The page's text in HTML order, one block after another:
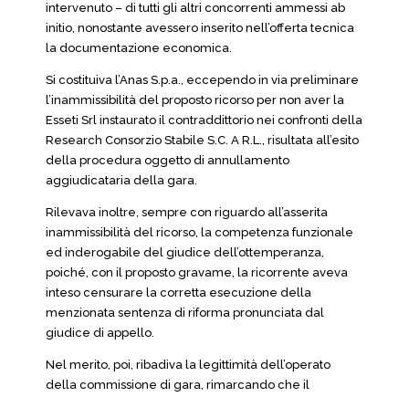
intervenuto – di tutti gli altri concorrenti ammessi ab
initio, nonostante avessero inserito nell’offerta tecnica
la documentazione economica.
Si costituiva l’Anas S.p.a., eccependo in via preliminare
l’inammissibilità del proposto ricorso per non aver la
Esseti Srl instaurato il contraddittorio nei confronti della
Research Consorzio Stabile S.C. A R.L., risultata all’esito
della procedura oggetto di annullamento
aggiudicataria della gara.
Rilevava inoltre, sempre con riguardo all’asserita
inammissibilità del ricorso, la competenza funzionale
ed inderogabile del giudice dell’ottemperanza,
poiché, con il proposto gravame, la ricorrente aveva
inteso censurare la corretta esecuzione della
menzionata sentenza di riforma pronunciata dal
giudice di appello.
Nel merito, poi, ribadiva la legittimità dell’operato
della commissione di gara, rimarcando che il